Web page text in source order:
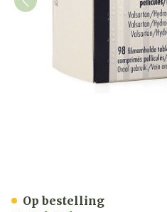
Op bestelling